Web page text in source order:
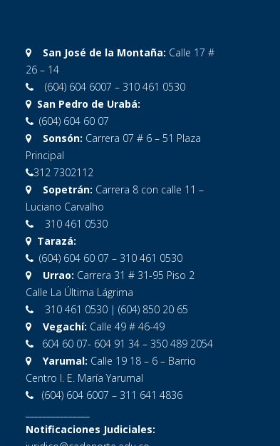
San José de la Montaña: Calle 17 #
26 – 14
(604) 604 6007 – 310 461 0530
San Pedro de Urabá:
(604) 604 60 07
Sonsón: Carrera 07 # 6 – 51 Plaza
Principal
312 7302112
Sopetrán: Carrera 8 con calle 11 –
Luciano Carvalho
310 461 0530
Tarazá:
(604) 604 60 07 – 310 461 0530
Urrao: Carrera 31 # 31-95 Piso 2
Calle La Última Lágrima
310 461 0530 | (604) 850 20 65
Vegachí: Calle 49 # 46-49
604 60 07- 604 91 34 – 350 489 2054
Yarumal: Calle 19 18 – 6 – Barrio
Centro I. E. María Yarumal
(604) 604 6007 – 311 641 4836
Notificaciones Judiciales: